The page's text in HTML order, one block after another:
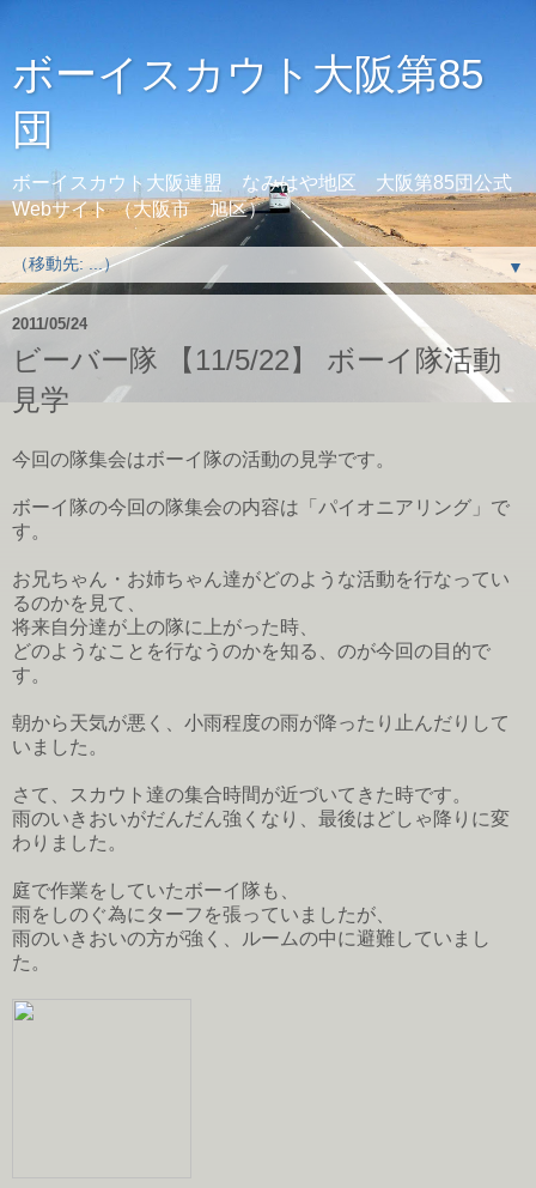
ボーイスカウト大阪第85
団
ボーイスカウト大阪連盟 なみはや地区 大阪第85団公式
Webサイト （大阪市 旭区）
▼
2011/05/24
ビーバー隊 【11/5/22】 ボーイ隊活動
見学
今回の隊集会はボーイ隊の活動の見学です。
ボーイ隊の今回の隊集会の内容は「パイオニアリング」で
す。
お兄ちゃん・お姉ちゃん達がどのような活動を行なってい
るのかを見て、
将来自分達が上の隊に上がった時、
どのようなことを行なうのかを知る、のが今回の目的で
す。
朝から天気が悪く、小雨程度の雨が降ったり止んだりして
いました。
さて、スカウト達の集合時間が近づいてきた時です。
雨のいきおいがだんだん強くなり、最後はどしゃ降りに変
わりました。
庭で作業をしていたボーイ隊も、
雨をしのぐ為にターフを張っていましたが、
雨のいきおいの方が強く、ルームの中に避難していまし
た。